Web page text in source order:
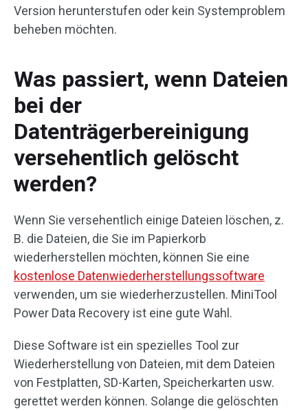
Version herunterstufen oder kein Systemproblem
beheben möchten.
Was passiert, wenn Dateien
bei der
Datenträgerbereinigung
versehentlich gelöscht
werden?
Wenn Sie versehentlich einige Dateien löschen, z.
B. die Dateien, die Sie im Papierkorb
wiederherstellen möchten, können Sie eine
kostenlose Datenwiederherstellungssoftware
verwenden, um sie wiederherzustellen. MiniTool
Power Data Recovery ist eine gute Wahl.
Diese Software ist ein spezielles Tool zur
Wiederherstellung von Dateien, mit dem Dateien
von Festplatten, SD-Karten, Speicherkarten usw.
gerettet werden können. Solange die gelöschten